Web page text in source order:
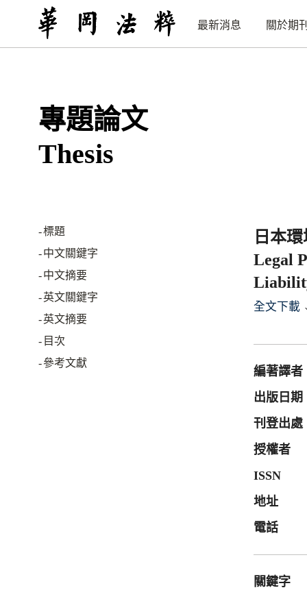
最新消息 關於期
專題論文
Thesis
標題
中文關鍵字
中文摘要
英文關鍵字
英文摘要
目次
參考文獻
日本
Legal
全文下載
編著譯者
出版日期
刊登出處
授權者
ISSN
地址
電話
關鍵字